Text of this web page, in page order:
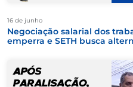
16 de junho
Negociação salarial dos
emperra e SETH busca